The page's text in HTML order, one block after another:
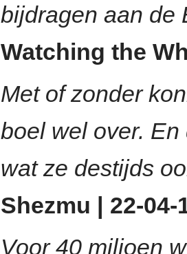
bijdragen aan de
Watching the
Met of zonder
boel wel over.
wat ze destijds
Shezmu | 22-04-
Voor 40 miljoen